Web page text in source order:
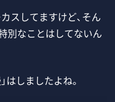
スしてますけど、そん
別なことはしてないん
はしましたよね。